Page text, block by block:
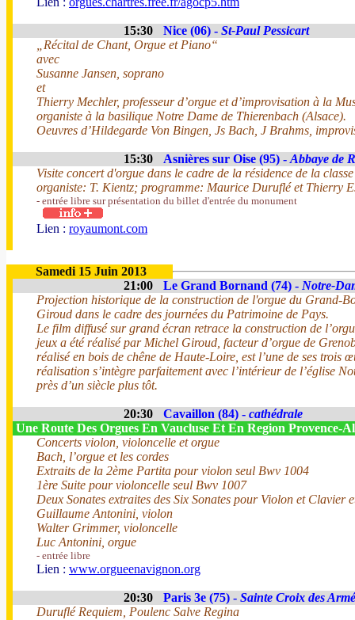
15:30 Nice (06) - St-Paul Pessicart
„Récital de Chant, Orgue et Piano“
avec
Susanne Jansen, soprano
et
Thierry Mechler, professeur d’orgue et d’improvisation à la
organiste à la basilique Notre Dame de Thierenbach (Alsace).
Oeuvres d’Hildegarde Von Bingen, Js Bach, J Brahms,
15:30 Asnières sur Oise (95) - Abbaye de
Visite concert d'orgue dans le cadre de la résidence de la
organiste: T. Kientz; programme: Maurice Duruflé et Thierry
- entrée libre sur présentation du billet d'entrée du monument
Lien : royaumont.com
Samedi 15 Juin 2013
21:00
Le Grand Bornand (74) - Notre-
Projection historique de la construction de l'orgue du Grand-
Giroud dans le cadre des journées du Patrimoine de Pays.
Le film diffusé sur grand écran retrace la construction de
jeux a été réalisé par Michel Giroud, facteur d’orgue de
réalisé en bois de chêne de Haute-Loire, est l’une de ses trois
réalisation s’intègre parfaitement avec l’intérieur de l’église
près d’un siècle plus tôt.
20:30 Cavaillon (84) - cathédrale
Une Route Des Orgues En Vaucluse Et En Region Provence-
Concerts violon, violoncelle et orgue
Bach, l’orgue et les cordes
Extraits de la 2ème Partita pour violon seul Bwv 1004
1ère Suite pour violoncelle seul Bwv 1007
Deux Sonates extraites des Six Sonates pour Violon et Clavier
Guillaume Antonini, violon
Walter Grimmer, violoncelle
Luc Antonini, orgue
- entrée libre
Lien : www.orgueenavignon.org
20:30 Paris 3e (75) - Sainte Croix des
Duruflé Requiem, Poulenc Salve Regina